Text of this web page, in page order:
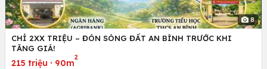
8
CHỈ 2XX TRIỆU – ĐÓN SÓNG ĐẤT AN BÌNH TRƯỚC KHI
TĂNG GIÁ!
215 triệu · 90m
2